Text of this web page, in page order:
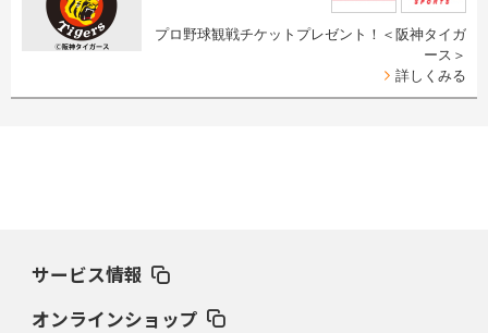
プロ野球観戦チケットプレゼント！＜阪神タイガ
ース＞
詳しくみる
サービス情報
オンラインショップ